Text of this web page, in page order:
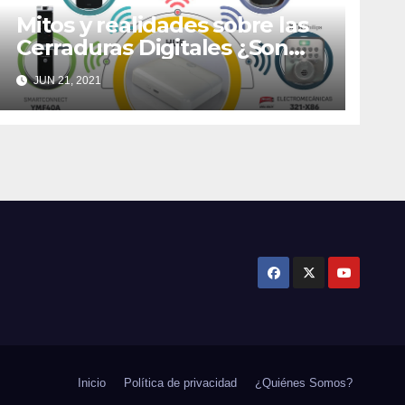
Mitos y realidades sobre las
Cerraduras Digitales ¿Son
realmente seguras?
JUN 21, 2021
Inicio Política de privacidad ¿Quiénes Somos?